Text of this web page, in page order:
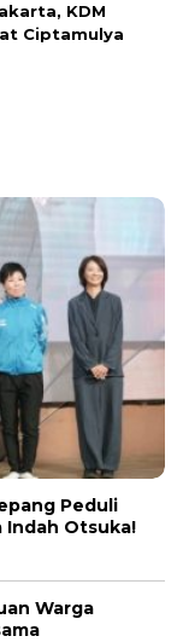
KDM
Ciptamulya
Peduli
Indah Otsuka!
Warga